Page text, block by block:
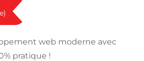
web moderne avec
pratique !